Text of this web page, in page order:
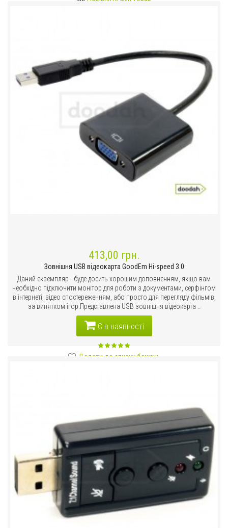
413,00 грн.
Зовнішня USB відеокарта GoodEm Hi-speed 3.0
Даний екземпляр - буде досить хорошим доповненням, якщо вам
необхідно підключити монітор для роботи з документами, серфінгом
в інтернеті, відео спостереженням, або просто для перегляду фільмів,
за винятком ігор.Представлена ​​USB зовнішня відеокарта ..
Є в наявності
Додати до списку бажань